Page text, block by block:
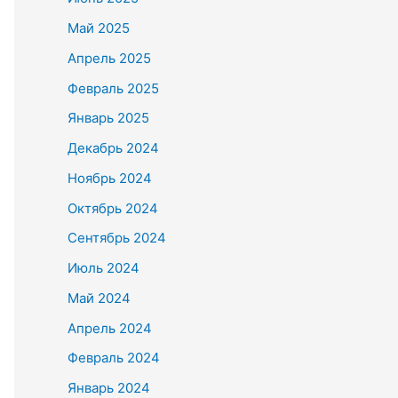
Май 2025
Апрель 2025
Февраль 2025
Январь 2025
Декабрь 2024
Ноябрь 2024
Октябрь 2024
Сентябрь 2024
Июль 2024
Май 2024
Апрель 2024
Февраль 2024
Январь 2024